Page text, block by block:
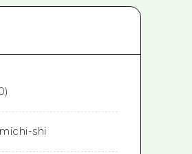
shi